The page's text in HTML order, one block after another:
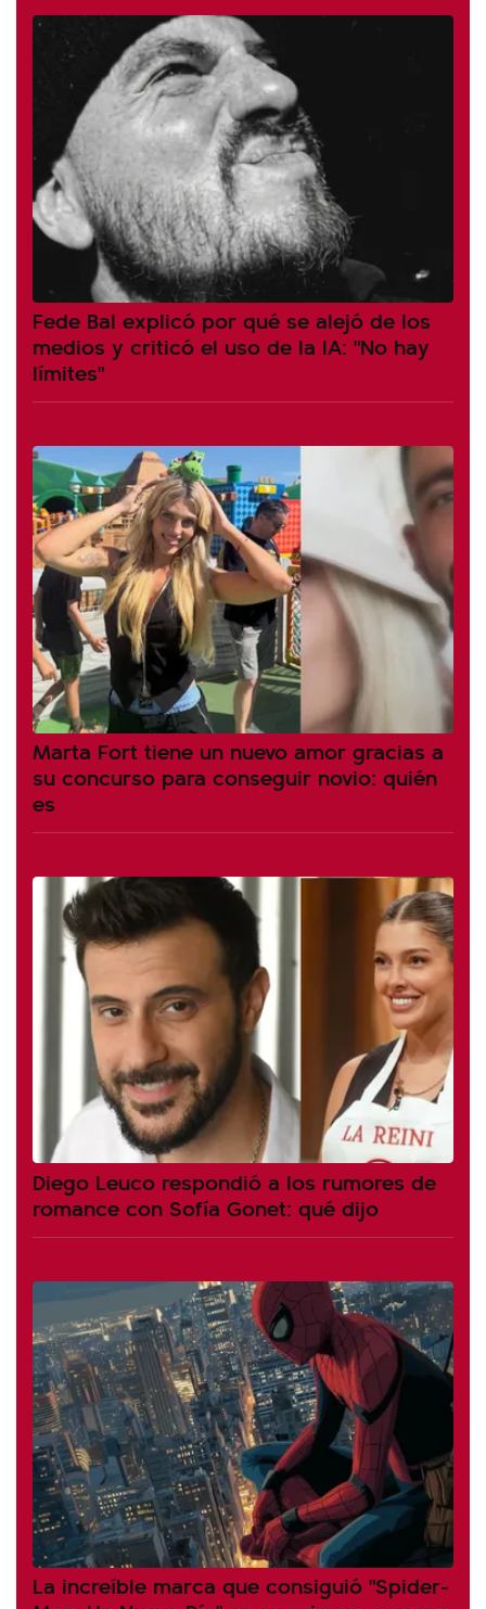
Fede Bal explicó por qué se alejó de los
medios y criticó el uso de la IA: "No hay
límites"
Marta Fort tiene un nuevo amor gracias a
su concurso para conseguir novio: quién
es
Diego Leuco respondió a los rumores de
romance con Sofía Gonet: qué dijo
La increíble marca que consiguió "Spider-